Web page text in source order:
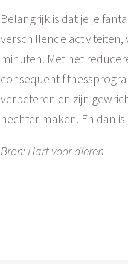
Belangrijk is dat je je
verschillende
minuten. Met het
consequent
verbeteren en zijn
hechter maken. En dan
Bron: Hart voor dieren